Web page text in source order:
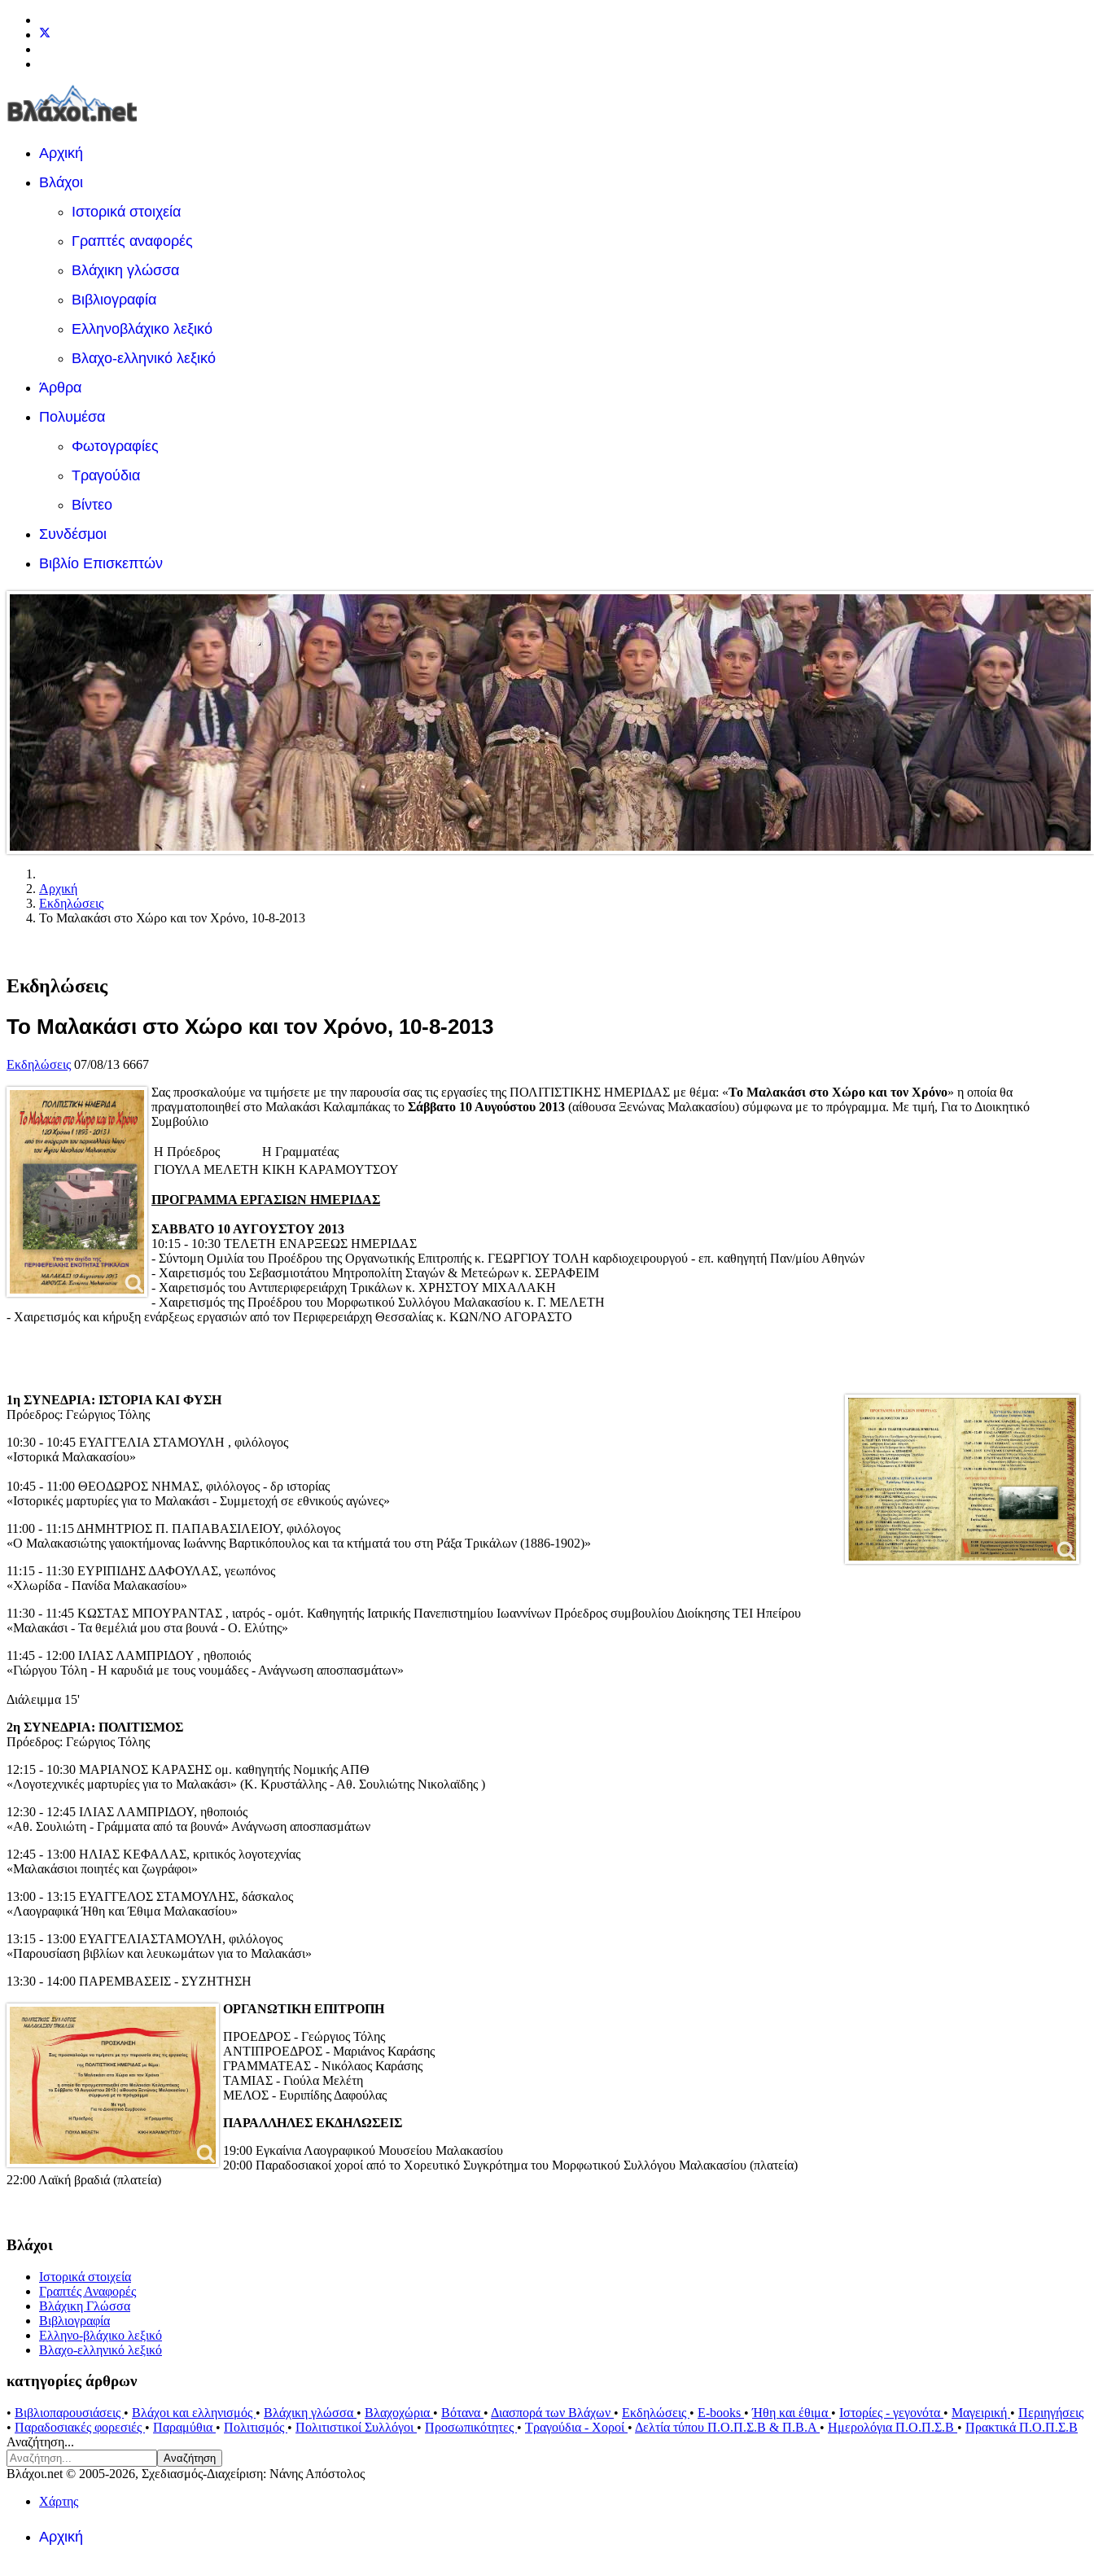
Αρχική
Βλάχοι
Ιστορικά στοιχεία
Γραπτές αναφορές
Βλάχικη γλώσσα
Βιβλιογραφία
Ελληνοβλάχικο λεξικό
Βλαχο-ελληνικό λεξικό
Άρθρα
Πολυμέσα
Φωτογραφίες
Τραγούδια
Βίντεο
Συνδέσμοι
Βιβλίο Επισκεπτών
Αρχική
Εκδηλώσεις
Το Μαλακάσι στο Χώρο και τον Χρόνο, 10-8-2013
Εκδηλώσεις
Το Μαλακάσι στο Χώρο και τον Χρόνο, 10-8-2013
Εκδηλώσεις 07/08/13 6667
Σας προσκαλούμε να τιμήσετε με την παρουσία σας τις εργασίες της ΠΟΛΙΤΙΣΤΙΚΗΣ ΗΜΕΡΙΔΑΣ με θέμα: «Το Μαλακάσι στο Χώρο και τον Χρόνο» η οποία θα
πραγματοποιηθεί στο Μαλακάσι Καλαμπάκας το Σάββατο 10 Αυγούστου 2013 (αίθουσα Ξενώνας Μαλακασίου) σύμφωνα με το πρόγραμμα. Με τιμή, Για το Διοικητικό
Συμβούλιο
Η Πρόεδρος
Η Γραμματέας
ΓΙΟΥΛΑ ΜΕΛΕΤΗ ΚΙΚΗ ΚΑΡΑΜΟΥΤΣΟΥ
ΠΡΟΓΡΑΜΜΑ ΕΡΓΑΣΙΩΝ ΗΜΕΡΙΔΑΣ
ΣΑΒΒΑΤΟ 10 ΑΥΓΟΥΣΤΟΥ 2013
10:15 - 10:30 ΤΕΛΕΤΗ ΕΝΑΡΞΕΩΣ ΗΜΕΡΙΔΑΣ
- Σύντομη Ομιλία του Προέδρου της Οργανωτικής Επιτροπής κ. ΓΕΩΡΓΙΟΥ ΤΟΛΗ καρδιοχειρουργού - επ. καθηγητή Παν/μίου Αθηνών
- Χαιρετισμός του Σεβασμιοτάτου Μητροπολίτη Σταγών & Μετεώρων κ. ΣΕΡΑΦΕΙΜ
- Χαιρετισμός του Αντιπεριφερειάρχη Τρικάλων κ. ΧΡΗΣΤΟΥ ΜΙΧΑΛΑΚΗ
- Χαιρετισμός της Προέδρου του Μορφωτικού Συλλόγου Μαλακασίου κ. Γ. ΜΕΛΕΤΗ
- Χαιρετισμός και κήρυξη ενάρξεως εργασιών από τον Περιφερειάρχη Θεσσαλίας κ. ΚΩΝ/ΝΟ ΑΓΟΡΑΣΤΟ
1η ΣΥΝΕΔΡΙΑ: ΙΣΤΟΡΙΑ ΚΑΙ ΦΥΣΗ
Πρόεδρος: Γεώργιος Τόλης
10:30 - 10:45 ΕΥΑΓΓΕΛΙΑ ΣΤΑΜΟΥΛΗ , φιλόλογος
«Ιστορικά Μαλακασίου»
10:45 - 11:00 ΘΕΟΔΩΡΟΣ ΝΗΜΑΣ, φιλόλογος - δρ ιστορίας
«Ιστορικές μαρτυρίες για το Μαλακάσι - Συμμετοχή σε εθνικούς αγώνες»
11:00 - 11:15 ΔΗΜΗΤΡΙΟΣ Π. ΠΑΠΑΒΑΣΙΛΕΙΟΥ, φιλόλογος
«Ο Μαλακασιώτης γαιοκτήμονας Ιωάννης Βαρτικόπουλος και τα κτήματά του στη Ράξα Τρικάλων (1886-1902)»
11:15 - 11:30 ΕΥΡΙΠΙΔΗΣ ΔΑΦΟΥΛΑΣ, γεωπόνος
«Χλωρίδα - Πανίδα Μαλακασίου»
11:30 - 11:45 ΚΩΣΤΑΣ ΜΠΟΥΡΑΝΤΑΣ , ιατρός - ομότ. Καθηγητής Ιατρικής Πανεπιστημίου Ιωαννίνων Πρόεδρος συμβουλίου Διοίκησης ΤΕΙ Ηπείρου
«Μαλακάσι - Τα θεμέλιά μου στα βουνά - Ο. Ελύτης»
11:45 - 12:00 ΙΛΙΑΣ ΛΑΜΠΡΙΔΟΥ , ηθοποιός
«Γιώργου Τόλη - Η καρυδιά με τους νουμάδες - Ανάγνωση αποσπασμάτων»
Διάλειμμα 15'
2η ΣΥΝΕΔΡΙΑ: ΠΟΛΙΤΙΣΜΟΣ
Πρόεδρος: Γεώργιος Τόλης
12:15 - 10:30 ΜΑΡΙΑΝΟΣ ΚΑΡΑΣΗΣ ομ. καθηγητής Νομικής ΑΠΘ
«Λογοτεχνικές μαρτυρίες για το Μαλακάσι» (Κ. Κρυστάλλης - Αθ. Σουλιώτης Νικολαϊδης )
12:30 - 12:45 ΙΛΙΑΣ ΛΑΜΠΡΙΔΟΥ, ηθοποιός
«Αθ. Σουλιώτη - Γράμματα από τα βουνά» Ανάγνωση αποσπασμάτων
12:45 - 13:00 ΗΛΙΑΣ ΚΕΦΑΛΑΣ, κριτικός λογοτεχνίας
«Μαλακάσιοι ποιητές και ζωγράφοι»
13:00 - 13:15 ΕΥΑΓΓΕΛΟΣ ΣΤΑΜΟΥΛΗΣ, δάσκαλος
«Λαογραφικά Ήθη και Έθιμα Μαλακασίου»
13:15 - 13:00 ΕΥΑΓΓΕΛΙΑΣΤΑΜΟΥΛΗ, φιλόλογος
«Παρουσίαση βιβλίων και λευκωμάτων για το Μαλακάσι»
13:30 - 14:00 ΠΑΡΕΜΒΑΣΕΙΣ - ΣΥΖΗΤΗΣΗ
ΟΡΓΑΝΩΤΙΚΗ ΕΠΙΤΡΟΠΗ
ΠΡΟΕΔΡΟΣ - Γεώργιος Τόλης
ΑΝΤΙΠΡΟΕΔΡΟΣ - Μαριάνος Καράσης
ΓΡΑΜΜΑΤΕΑΣ - Νικόλαος Καράσης
ΤΑΜΙΑΣ - Γιούλα Μελέτη
ΜΕΛΟΣ - Ευριπίδης Δαφούλας
ΠΑΡΑΛΛΗΛΕΣ ΕΚΔΗΛΩΣΕΙΣ
19:00 Εγκαίνια Λαογραφικού Μουσείου Μαλακασίου
20:00 Παραδοσιακοί χοροί από το Χορευτικό Συγκρότημα του Μορφωτικού Συλλόγου Μαλακασίου (πλατεία)
22:00 Λαϊκή βραδιά (πλατεία)
Βλάχοι
Ιστορικά στοιχεία
Γραπτές Αναφορές
Βλάχικη Γλώσσα
Βιβλιογραφία
Ελληνο-βλάχικο λεξικό
Βλαχο-ελληνικό λεξικό
κατηγορίες άρθρων
• Βιβλιοπαρουσιάσεις • Βλάχοι και ελληνισμός • Βλάχικη γλώσσα • Βλαχοχώρια • Βότανα • Διασπορά των Βλάχων • Εκδηλώσεις • E-books •Ήθη και έθιμα • Ιστορίες - γεγονότα • Μαγειρική • Περιηγήσεις
• Παραδοσιακές φορεσιές • Παραμύθια • Πολιτισμός • Πολιτιστικοί Συλλόγοι • Προσωπικότητες • Τραγούδια - Χοροί • Δελτία τύπου Π.Ο.Π.Σ.Β & Π.Β.Α • Ημερολόγια Π.Ο.Π.Σ.Β • Πρακτικά Π.Ο.Π.Σ.Β
Αναζήτηση...
Αναζήτηση
Βλάχοι.net © 2005-2026, Σχεδιασμός-Διαχείριση: Νάνης Απόστολος
Χάρτης
Αρχική